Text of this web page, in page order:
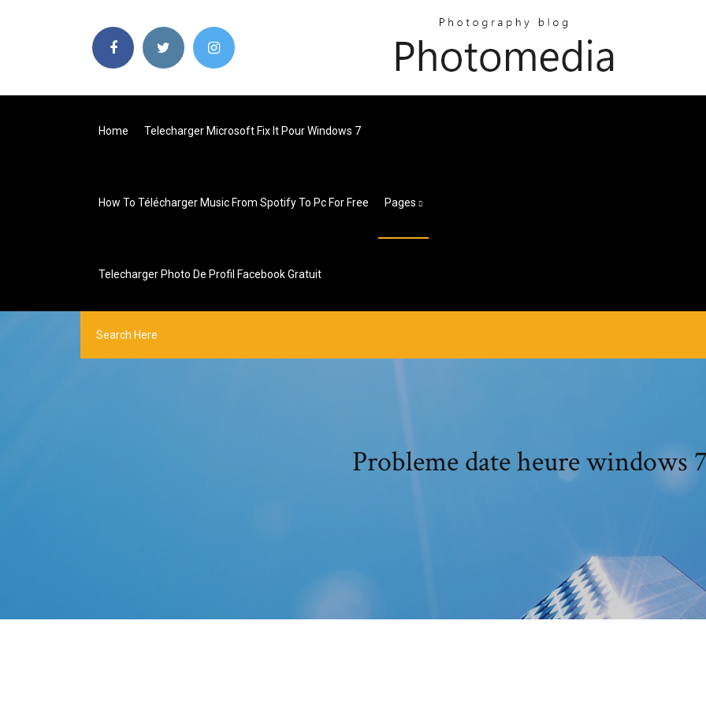
Home Telecharger Microsoft Fix It Pour Windows 7
How To Télécharger Music From Spotify To Pc For Free Pages
Telecharger Photo De Profil Facebook Gratuit
Probleme date heure windows